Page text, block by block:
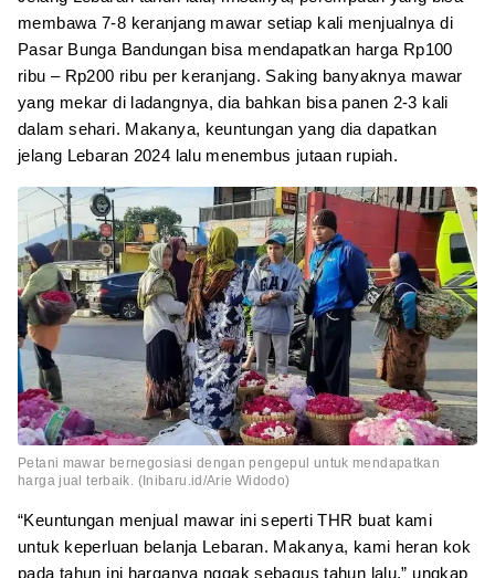
membawa 7-8 keranjang mawar setiap kali menjualnya di
Pasar Bunga Bandungan bisa mendapatkan harga Rp100
ribu – Rp200 ribu per keranjang. Saking banyaknya mawar
yang mekar di ladangnya, dia bahkan bisa panen 2-3 kali
dalam sehari. Makanya, keuntungan yang dia dapatkan
jelang Lebaran 2024 lalu menembus jutaan rupiah.
Petani mawar bernegosiasi dengan pengepul untuk mendapatkan
harga jual terbaik. (Inibaru.id/Arie Widodo)
“Keuntungan menjual mawar ini seperti THR buat kami
untuk keperluan belanja Lebaran. Makanya, kami heran kok
pada tahun ini harganya nggak sebagus tahun lalu,” ungkap